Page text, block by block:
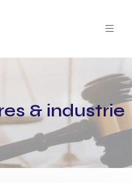
& industrie